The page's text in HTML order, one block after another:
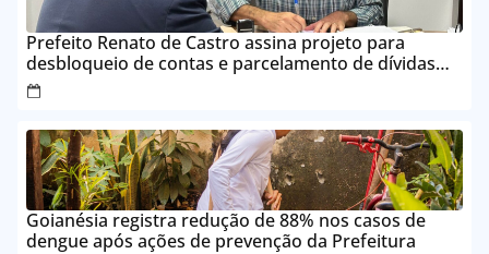
Prefeito Renato de Castro assina projeto para
desbloqueio de contas e parcelamento de dívidas
em até 24 vezes sem juros
Goianésia registra redução de 88% nos casos de
dengue após ações de prevenção da Prefeitura